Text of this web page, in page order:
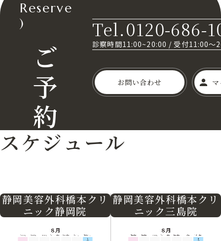
Reserve
)
ご
予
約
Tel.0120-686-
診察時間11:00~20:00 / 受付11:00～
お問い合わせ
スケジュール
静岡美容外科橋本クリ
ニック静岡院
静岡美容外科橋本クリ
ニック三島院